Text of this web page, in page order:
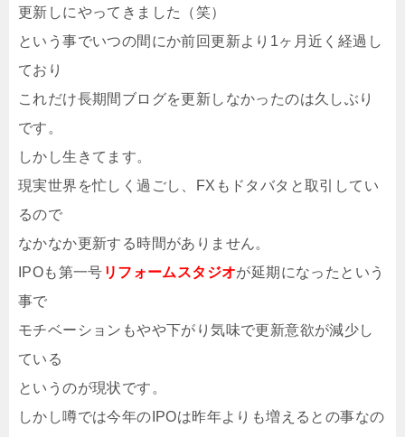
更新しにやってきました（笑）
という事でいつの間にか前回更新より1ヶ月近く経過し
ており
これだけ長期間ブログを更新しなかったのは久しぶり
です。
しかし生きてます。
現実世界を忙しく過ごし、FXもドタバタと取引してい
るので
なかなか更新する時間がありません。
IPOも第一号 リフォームスタジオが延期になったという
事で
モチベーションもやや下がり気味で更新意欲が減少し
ている
というのが現状です。
しかし噂では今年のIPOは昨年よりも増えるとの事なの